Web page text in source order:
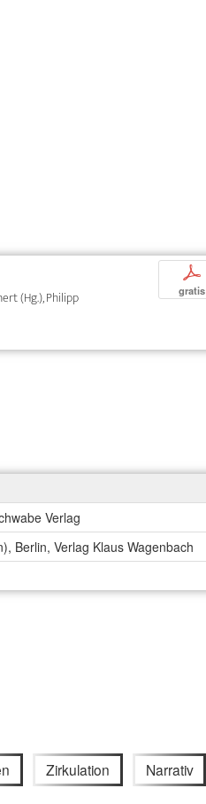
(Hg.), Philipp
p
gratis
Verlag
Berlin, Verlag Klaus Wagenbach
Zirkulation Narrativ